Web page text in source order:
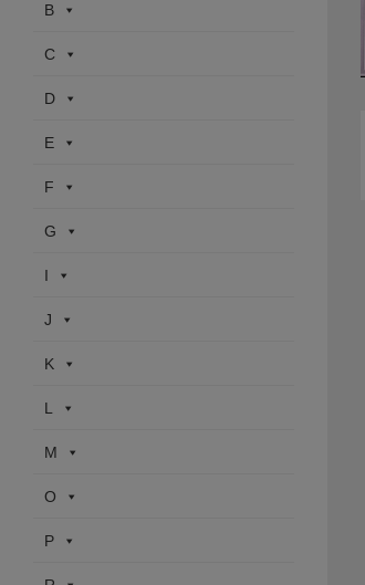
B
C
D
E
F
G
I
J
K
L
M
O
P